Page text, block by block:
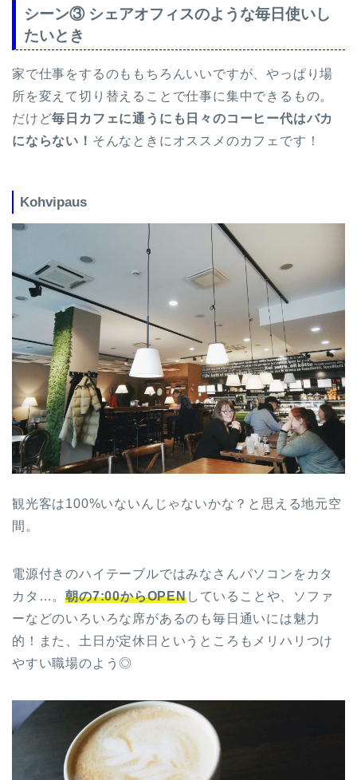
シーン③ シェアオフィスのような毎日使いし
たいとき
家で仕事をするのももちろんいいですが、やっぱり場
所を変えて切り替えることで仕事に集中できるもの。
だけど毎日カフェに通うにも日々のコーヒー代はバカ
にならない！ そんなときにオススメのカフェです！
Kohvipaus
観光客は100%いないんじゃないかな？と思える地元空
間。
電源付きのハイテーブルではみなさんパソコンをカタ
カタ…。朝の7:00からOPENしていることや、ソファ
ーなどのいろいろな席があるのも毎日通いには魅力
的！また、土日が定休日というところもメリハリつけ
やすい職場のよう◎